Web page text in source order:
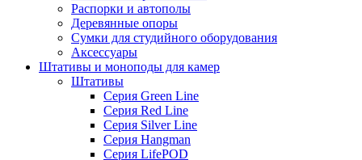
Распорки и автополы
Деревянные опоры
Сумки для студийного оборудования
Аксессуары
Штативы и моноподы для камер
Штативы
Серия Green Line
Серия Red Line
Серия Silver Line
Серия Hangman
Серия LifePOD